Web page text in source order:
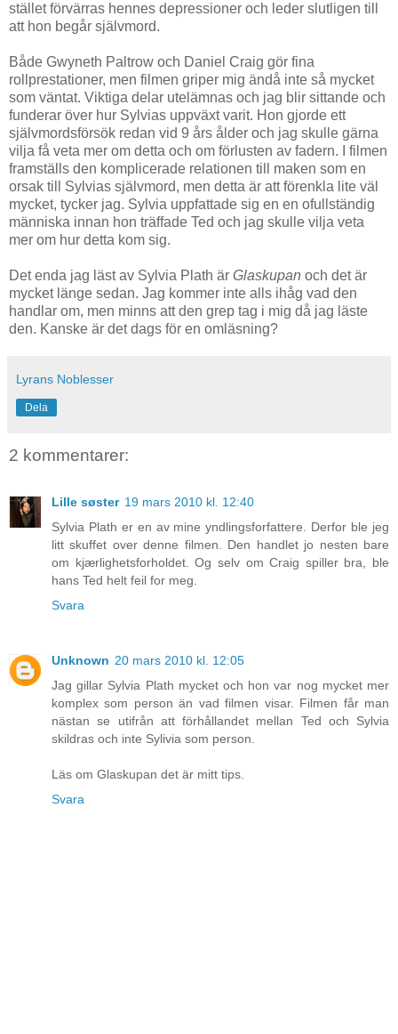
stället förvärras hennes depressioner och leder slutligen till
att hon begår självmord.
Både Gwyneth Paltrow och Daniel Craig gör fina
rollprestationer, men filmen griper mig ändå inte så mycket
som väntat. Viktiga delar utelämnas och jag blir sittande och
funderar över hur Sylvias uppväxt varit. Hon gjorde ett
självmordsförsök redan vid 9 års ålder och jag skulle gärna
vilja få veta mer om detta och om förlusten av fadern. I filmen
framställs den komplicerade relationen till maken som en
orsak till Sylvias självmord, men detta är att förenkla lite väl
mycket, tycker jag. Sylvia uppfattade sig en en ofullständig
människa innan hon träffade Ted och jag skulle vilja veta
mer om hur detta kom sig.
Det enda jag läst av Sylvia Plath är Glaskupan och det är
mycket länge sedan. Jag kommer inte alls ihåg vad den
handlar om, men minns att den grep tag i mig då jag läste
den. Kanske är det dags för en omläsning?
Lyrans Noblesser
Dela
2 kommentarer:
Lille søster 19 mars 2010 kl. 12:40
Sylvia Plath er en av mine yndlingsforfattere. Derfor ble jeg
litt skuffet over denne filmen. Den handlet jo nesten bare
om kjærlighetsforholdet. Og selv om Craig spiller bra, ble
hans Ted helt feil for meg.
Svara
Unknown 20 mars 2010 kl. 12:05
Jag gillar Sylvia Plath mycket och hon var nog mycket mer
komplex som person än vad filmen visar. Filmen får man
nästan se utifrån att förhållandet mellan Ted och Sylvia
skildras och inte Sylivia som person.
Läs om Glaskupan det är mitt tips.
Svara